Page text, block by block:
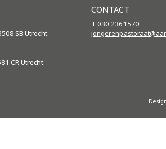
SB Utrecht
CR Utrecht
CONTACT
T 030 2361570